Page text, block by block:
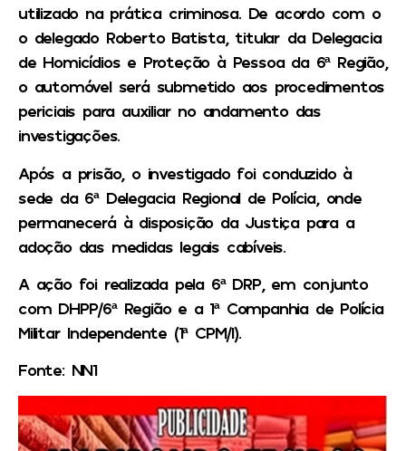
utilizado na prática criminosa. De acordo com o
o delegado Roberto Batista, titular da Delegacia
de Homicídios e Proteção à Pessoa da 6ª Região,
o automóvel será submetido aos procedimentos
periciais para auxiliar no andamento das
investigações.
Após a prisão, o investigado foi conduzido à
sede da 6ª Delegacia Regional de Polícia, onde
permanecerá à disposição da Justiça para a
adoção das medidas legais cabíveis.
A ação foi realizada pela 6ª DRP, em conjunto
com DHPP/6ª Região e a 1ª Companhia de Polícia
Militar Independente (1ª CPM/I).
Fonte: NN1